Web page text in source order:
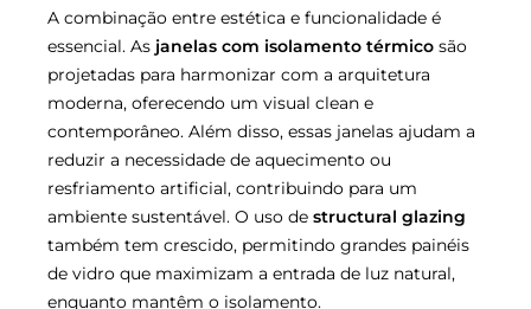
A combinação entre estética e funcionalidade é
essencial. As janelas com isolamento térmico são
projetadas para harmonizar com a arquitetura
moderna, oferecendo um visual clean e
contemporâneo. Além disso, essas janelas ajudam a
reduzir a necessidade de aquecimento ou
resfriamento artificial, contribuindo para um
ambiente sustentável. O uso de structural glazing
também tem crescido, permitindo grandes painéis
de vidro que maximizam a entrada de luz natural,
enquanto mantêm o isolamento.